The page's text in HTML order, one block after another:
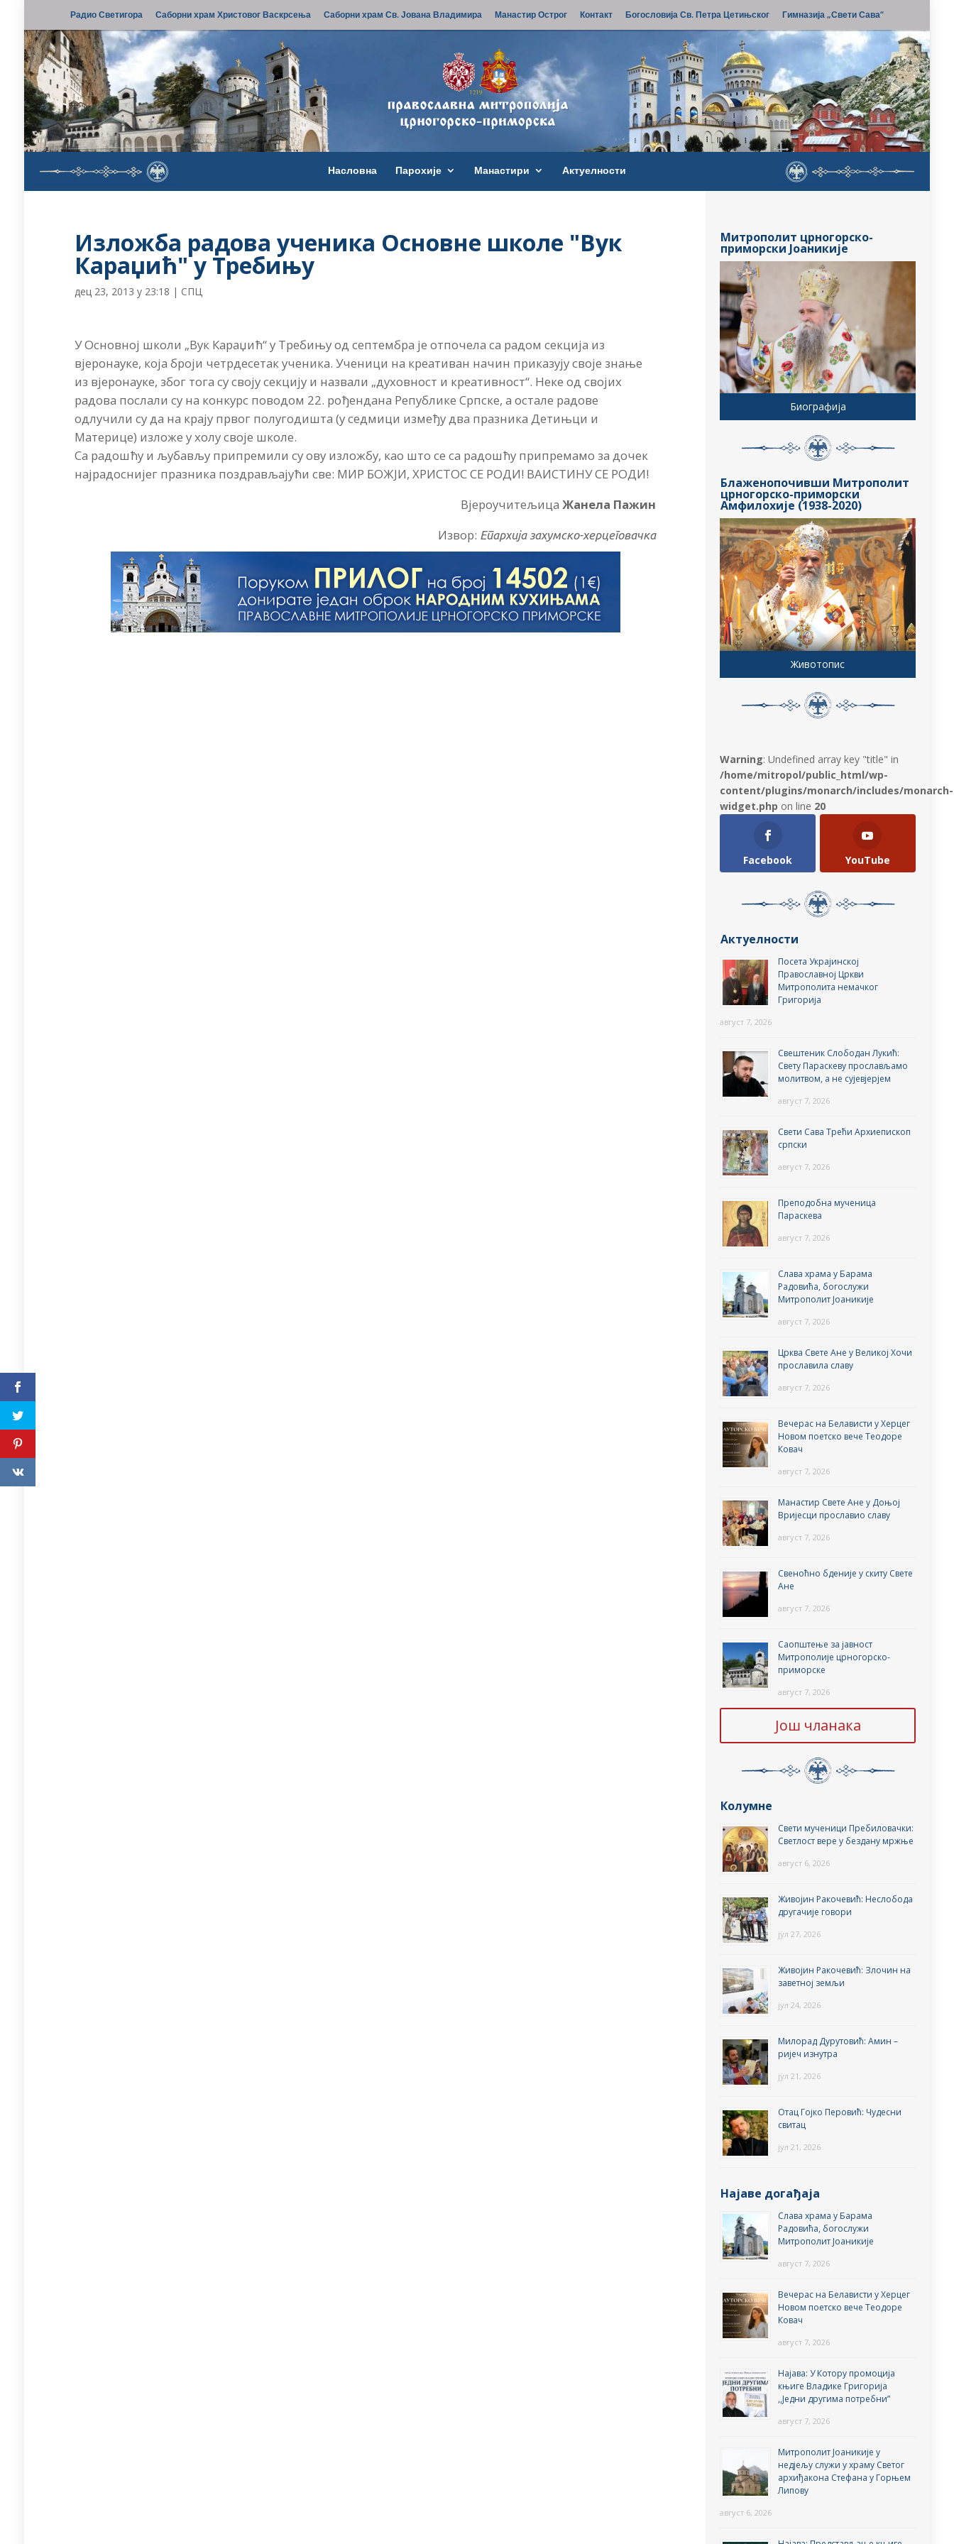
Радио Светигора Саборни храм Христовог Васкрсења Саборни храм Св. Јована Владимира Манастир Острог Контакт Богословија Св. Петра Цетињског Гимназија „Свети Сава“
Насловна Парохије Манастири Актуелности
Изложба радова ученика Основне школе "Вук
Караџић" у Требињу
дец 23, 2013 у 23:18 | СПЦ
У Основној школи „Вук Караџић“ у Требињу од септембра је отпочела са радом секција из
вјеронауке, која броји четрдесетак ученика. Ученици на креативан начин приказују своје знање
из вјеронауке, због тога су своју секцију и назвали „духовност и креативност“. Неке од својих
радова послали су на конкурс поводом 22. рођендана Републике Српске, а остале радове
одлучили су да на крају првог полугодишта (у седмици између два празника Детињци и
Материце) изложе у холу своје школе.
Са радошћу и љубављу припремили су ову изложбу, као што се са радошћу припремамо за дочек
најрадоснијег празника поздрављајући све: МИР БОЖЈИ, ХРИСТОС СЕ РОДИ! ВАИСТИНУ СЕ РОДИ!
ВјероучитељицаЖанела Пажин
Извор: Епархија захумско-херцеговачка
Митрополит црногорско-
приморски Јоаникије
Биографија
Блаженопочивши Митрополит
црногорско-приморски
Амфилохије (1938-2020)
Животопис
Warning: Undefined array key "title" in
/home/mitropol/public_html/wp-
content/plugins/monarch/includes/monarch-
widget.php on line 20
Facebook YouTube
Актуелности
Посета Украјинској
Православној Цркви
Митрополита немачког
Григорија
август 7, 2026
Свештеник Слободан Лукић:
Свету Параскеву прослављамо
молитвом, а не сујевјерјем
август 7, 2026
Свети Сава Трећи Архиепископ
српски
август 7, 2026
Преподобна мученица
Параскева
август 7, 2026
Слава храма у Барама
Радовића, богослужи
Митрополит Јоаникије
август 7, 2026
Црква Свете Ане у Великој Хочи
прославила славу
август 7, 2026
Вечерас на Белависти у Херцег
Новом поетско вече Теодоре
Ковач
август 7, 2026
Манастир Свете Ане у Доњој
Вријесци прославио славу
август 7, 2026
Свеноћно бденије у скиту Свете
Ане
август 7, 2026
Саопштење за јавност
Митрополије црногорско-
приморске
август 7, 2026
Још чланака
Колумне
Свети мученици Пребиловачки:
Светлост вере у бездану мржње
август 6, 2026
Живојин Ракочевић: Неслобода
другачије говори
јул 27, 2026
Живојин Ракочевић: Злочин на
заветној земљи
јул 24, 2026
Милорад Дурутовић: Амин –
ријеч изнутра
јул 21, 2026
Отац Гојко Перовић: Чудесни
свитац
јул 21, 2026
Најаве догађаја
Слава храма у Барама
Радовића, богослужи
Митрополит Јоаникије
август 7, 2026
Вечерас на Белависти у Херцег
Новом поетско вече Теодоре
Ковач
август 7, 2026
Најава: У Котору промоција
књиге Владике Григорија
,,Једни другима потребни”
август 7, 2026
Митрополит Јоаникије у
недјељу служи у храму Светог
архиђакона Стефана у Горњем
Липову
август 6, 2026